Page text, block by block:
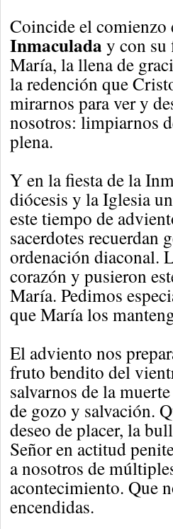
Coincide el comienzo
Inmaculada y con su
María, la llena de
la redención que
mirarnos para ver y
nosotros: limpiarnos
plena.
Y en la fiesta de la
diócesis y la Iglesia
este tiempo de
sacerdotes recuerdan
ordenación diaconal.
corazón y pusieron
María. Pedimos
que María los
El adviento nos
fruto bendito del
salvarnos de la
de gozo y salvación.
deseo de placer, la
Señor en actitud
a nosotros de
acontecimiento. Que
encendidas.